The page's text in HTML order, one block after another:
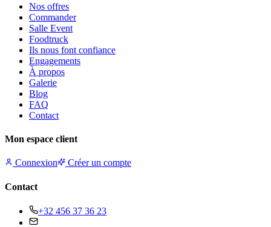
Nos offres
Commander
Salle Event
Foodtruck
Ils nous font confiance
Engagements
À propos
Galerie
Blog
FAQ
Contact
Mon espace client
Connexion Créer un compte
Contact
+32 456 37 36 23